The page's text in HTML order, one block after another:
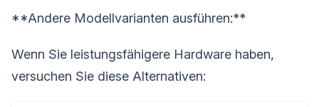
**Andere Modellvarianten ausführen:**
Wenn Sie leistungsfähigere Hardware haben,
versuchen Sie diese Alternativen: